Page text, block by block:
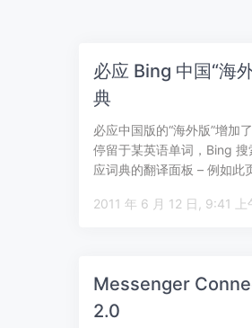
必应 Bing 中国“海
典
必应中国版的“海外版”增加
停留于某英语单词，Bing
应词典的翻译面板 – 例如
2011 年 6 月 12 日,
Messenger
2.0